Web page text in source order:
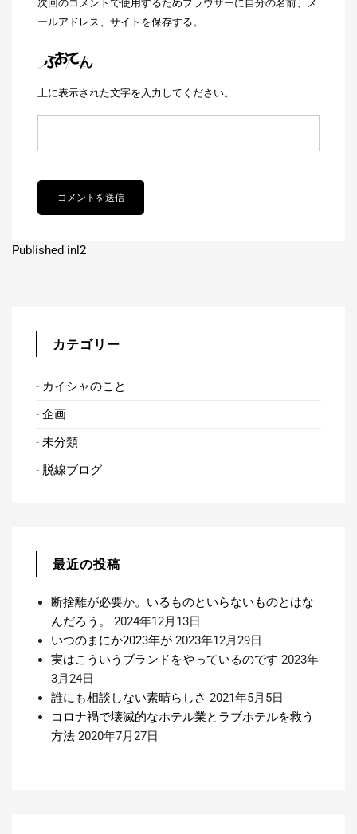
次回のコメントで使用するためブラウザーに自分の名前、メ
ールアドレス、サイトを保存する。
上に表示された文字を入力してください。
投
Published in l2
カテゴリー
カイシャのこと
企画
未分類
脱線ブログ
最近の投稿
断捨離が必要か。いるものといらないものとはな
んだろう。
2024年12月13日
いつのまにか2023年が 2023年12月29日
実はこういうブランドをやっているのです 2023年
3月24日
誰にも相談しない素晴らしさ 2021年5月5日
コロナ禍で壊滅的なホテル業とラブホテルを救う
方法 2020年7月27日